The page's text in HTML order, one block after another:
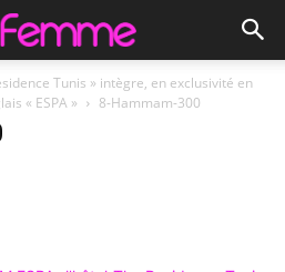
Tunis » intègre, en exclusivité en
« ESPA »
8-Hammam-300